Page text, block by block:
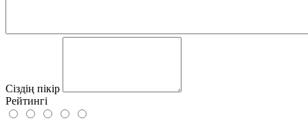
Сіздің пікір
Рейтингі